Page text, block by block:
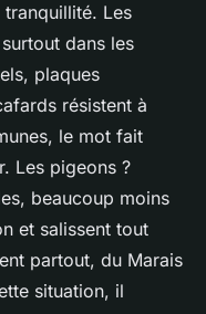
Les
dans les
plaques
résistent à
le mot fait
Les pigeons ?
beaucoup moins
et salissent tout
partout, du Marais
situation, il